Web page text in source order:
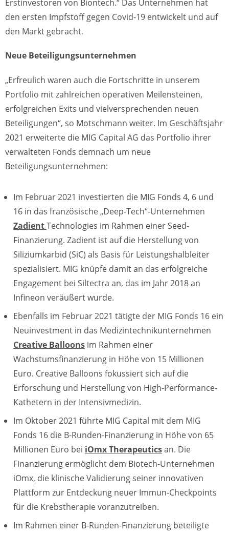
Erstinvestoren von Biontech.“ Das Unternehmen hat
den ersten Impfstoff gegen Covid-19 entwickelt und auf
den Markt gebracht.
Neue Beteiligungsunternehmen
„Erfreulich waren auch die Fortschritte in unserem
Portfolio mit zahlreichen operativen Meilensteinen,
erfolgreichen Exits und vielversprechenden neuen
Beteiligungen“, so Motschmann weiter. Im Geschäftsjahr
2021 erweiterte die MIG Capital AG das Portfolio ihrer
verwalteten Fonds demnach um neue
Beteiligungsunternehmen:
Im Februar 2021 investierten die MIG Fonds 4, 6 und
16 in das französische „Deep-Tech“-Unternehmen
ZadientTechnologies im Rahmen einer Seed-
Finanzierung. Zadient ist auf die Herstellung von
Siliziumkarbid (SiC) als Basis für Leistungshalbleiter
spezialisiert. MIG knüpfe damit an das erfolgreiche
Engagement bei Siltectra an, das im Jahr 2018 an
Infineon veräußert wurde.
Ebenfalls im Februar 2021 tätigte der MIG Fonds 16 ein
Neuinvestment in das Medizintechnikunternehmen
Creative Balloons im Rahmen einer
Wachstumsfinanzierung in Höhe von 15 Millionen
Euro. Creative Balloons fokussiert sich auf die
Erforschung und Herstellung von High-Performance-
Kathetern in der Intensivmedizin.
Im Oktober 2021 führte MIG Capital mit dem MIG
Fonds 16 die B-Runden-Finanzierung in Höhe von 65
Millionen Euro bei iOmx Therapeuticsan. Die
Finanzierung ermöglicht dem Biotech-Unternehmen
iOmx, die klinische Validierung seiner innovativen
Plattform zur Entdeckung neuer Immun-Checkpoints
für die Krebstherapie voranzutreiben.
Im Rahmen einer B-Runden-Finanzierung beteiligte